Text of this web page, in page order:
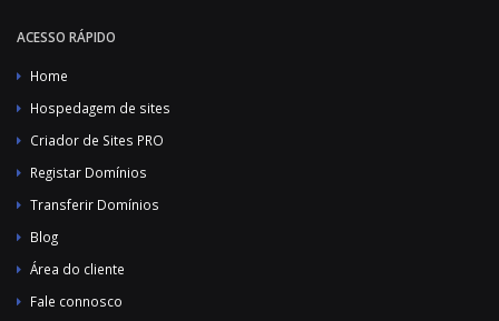
ACESSO RÁPIDO
Home
Hospedagem de sites
Criador de Sites PRO
Registar Domínios
Transferir Domínios
Blog
Área do cliente
Fale connosco